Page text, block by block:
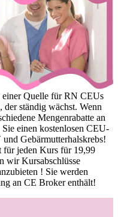
einer Quelle für RN CEUs
ständig wächst. Wenn
Mengenrabatte an
einen kostenlosen CEU-
Gebärmutterhalskrebs!
für jeden Kurs für 19,99
wir Kursabschlüsse
! Sie werden
an CE Broker enthält!